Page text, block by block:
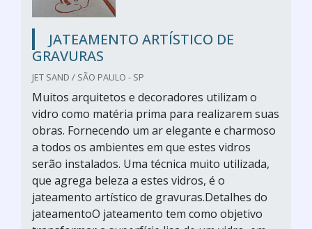
JATEAMENTO ARTÍSTICO DE
GRAVURAS
JET SAND / SÃO PAULO - SP
Muitos arquitetos e decoradores utilizam o
vidro como matéria prima para realizarem suas
obras. Fornecendo um ar elegante e charmoso
a todos os ambientes em que estes vidros
serão instalados. Uma técnica muito utilizada,
que agrega beleza a estes vidros, é o
jateamento artístico de gravuras.Detalhes do
jateamentoO jateamento tem como objetivo